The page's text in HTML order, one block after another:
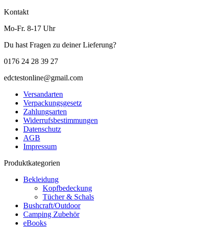
Kontakt
Mo-Fr. 8-17 Uhr
Du hast Fragen zu deiner Lieferung?
0176 24 28 39 27
edctestonline@gmail.com
Versandarten
Verpackungsgesetz
Zahlungsarten
Widerrufsbestimmungen
Datenschutz
AGB
Impressum
Produktkategorien
Bekleidung
Kopfbedeckung
Tücher & Schals
Bushcraft/Outdoor
Camping Zubehör
eBooks